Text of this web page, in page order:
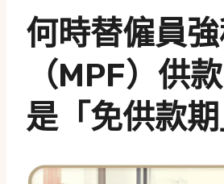
何時替僱員
（MPF）供
是「免供款期